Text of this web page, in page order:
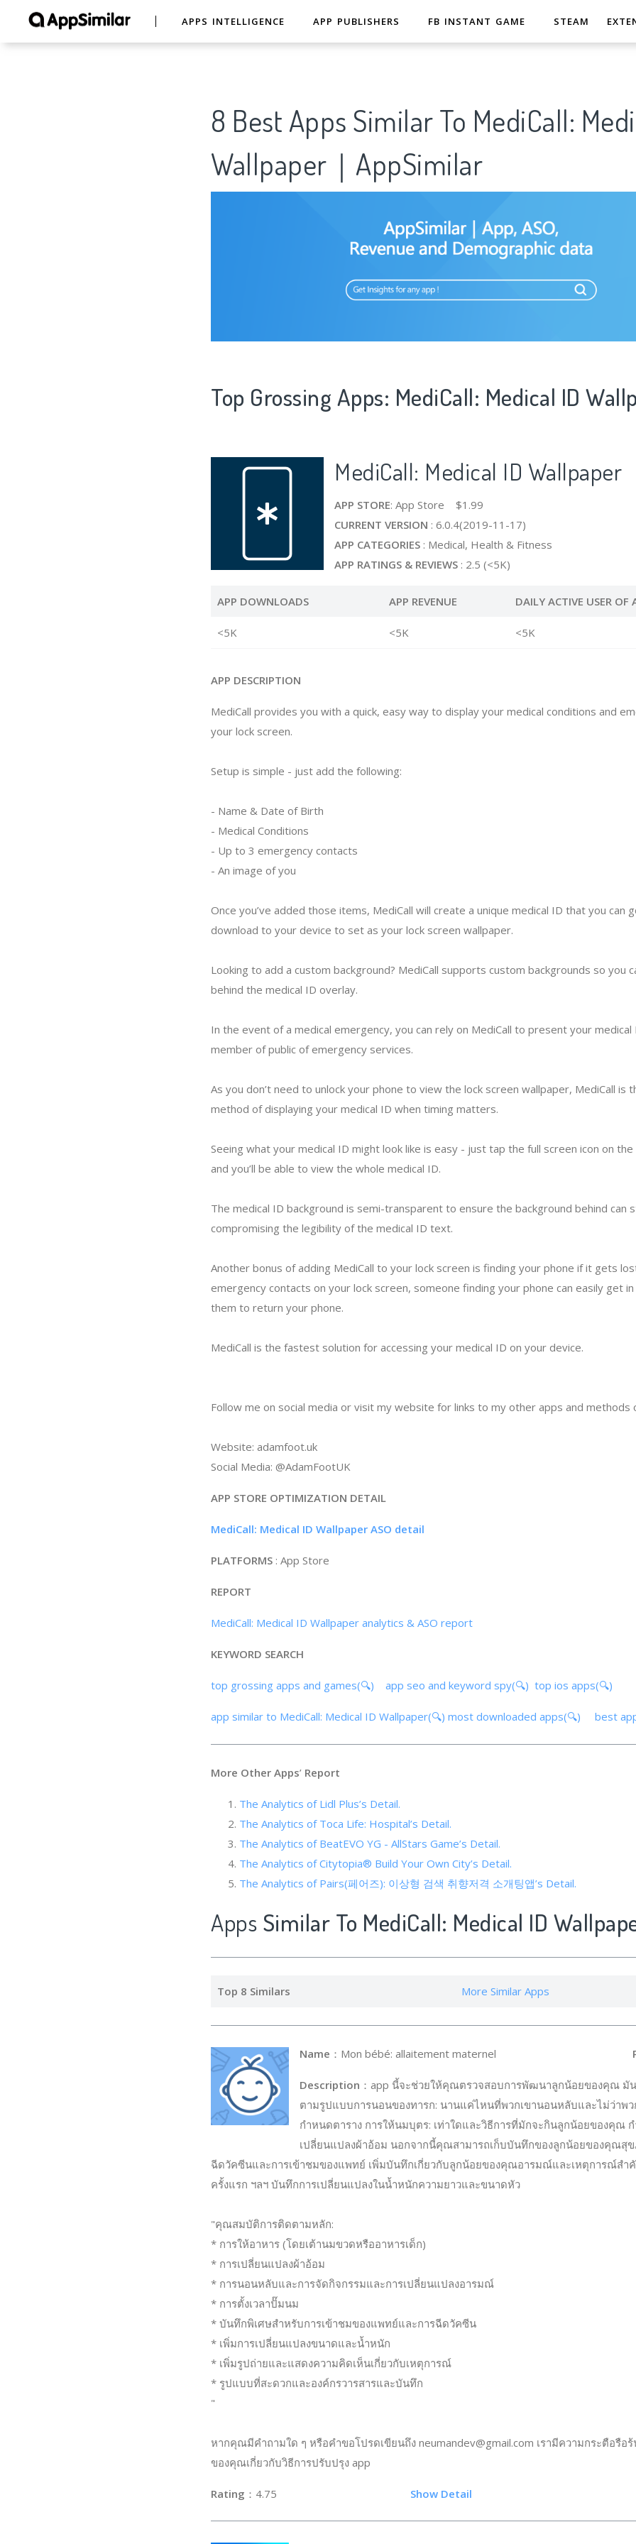
APPS INTELLIGENCE APP PUBLISHERS FB INSTANT GAME STEAM
8 Best Apps Similar To MediCall:
Wallpaper｜AppSimilar
Top Grossing Apps: MediCall: Medical ID
MediCall: Medical ID Wallpaper
APP STORE: App Store $1.99
CURRENT VERSION : 6.0.4(2019-11-17)
APP CATEGORIES : Medical, Health & Fitness
APP RATINGS & REVIEWS : 2.5 (<5K)
APP DOWNLOADS APP REVENUE DAILY ACTIVE USER OF
<5K <5K <5K
APP DESCRIPTION
MediCall provides you with a quick, easy way to display your medical conditions and
your lock screen.
Setup is simple - just add the following:
- Name & Date of Birth
- Medical Conditions
- Up to 3 emergency contacts
- An image of you
Once you’ve added those items, MediCall will create a unique medical ID that you can
download to your device to set as your lock screen wallpaper.
Looking to add a custom background? MediCall supports custom backgrounds so you
behind the medical ID overlay.
In the event of a medical emergency, you can rely on MediCall to present your medical
member of public of emergency services.
As you don’t need to unlock your phone to view the lock screen wallpaper, MediCall is
method of displaying your medical ID when timing matters.
Seeing what your medical ID might look like is easy - just tap the full screen icon on the
and you’ll be able to view the whole medical ID.
The medical ID background is semi-transparent to ensure the background behind can
compromising the legibility of the medical ID text.
Another bonus of adding MediCall to your lock screen is finding your phone if it gets
emergency contacts on your lock screen, someone finding your phone can easily get
them to return your phone.
MediCall is the fastest solution for accessing your medical ID on your device.
Follow me on social media or visit my website for links to my other apps and methods
Website: adamfoot.uk
Social Media: @AdamFootUK
APP STORE OPTIMIZATION DETAIL
MediCall: Medical ID Wallpaper ASO detail
PLATFORMS : App Store
REPORT
MediCall: Medical ID Wallpaper analytics & ASO report
KEYWORD SEARCH
top grossing apps and games(🔍) app seo and keyword spy(🔍) top ios apps(🔍)
app similar to MediCall: Medical ID Wallpaper(🔍) most downloaded apps(🔍) best
More Other Apps’ Report
The Analytics of Lidl Plus’s Detail.
The Analytics of Toca Life: Hospital’s Detail.
The Analytics of BeatEVO YG - AllStars Game’s Detail.
The Analytics of Citytopia® Build Your Own City’s Detail.
The Analytics of Pairs(페어즈): 이상형 검색 취향저격 소개팅앱’s Detail.
Apps Similar To MediCall: Medical ID
Top 8 Similars More Similar Apps
Name ：Mon bébé: allaitement maternel
Description ：app นี้จะช่วยให้คุณตรวจสอบการพัฒนาลูกน้อยของคุณ มั
ตามรูปแบบการนอนของทารก: นานแค่ไหนที่พวกเขานอนหลับและไม่ว่าพว
กำหนดตาราง การให้นมบุตร: เท่าใดและวิธีการที่มักจะกินลูกน้อยของคุณ
เปลี่ยนแปลงผ้าอ้อม นอกจากนี้คุณสามารถเก็บบันทึกของลูกน้อยของคุณสุ
ฉีดวัคซีนและการเข้าชมของแพทย์ เพิ่มบันทึกเกี่ยวกับลูกน้อยของคุณอารมณ์และเหตุการณ์สำคั
ครั้งแรก ฯลฯ บันทึกการเปลี่ยนแปลงในน้ำหนักความยาวและขนาดหัว
"คุณสมบัติการติดตามหลัก:
* การให้อาหาร (โดยเต้านมขวดหรืออาหารเด็ก)
* การเปลี่ยนแปลงผ้าอ้อม
* การนอนหลับและการจัดกิจกรรมและการเปลี่ยนแปลงอารมณ์
* การตั้งเวลาปั๊มนม
* บันทึกพิเศษสำหรับการเข้าชมของแพทย์และการฉีดวัคซีน
* เพิ่มการเปลี่ยนแปลงขนาดและน้ำหนัก
* เพิ่มรูปถ่ายและแสดงความคิดเห็นเกี่ยวกับเหตุการณ์
* รูปแบบที่สะดวกและองค์กรวารสารและบันทึก
"
หากคุณมีคำถามใด ๆ หรือคำขอโปรดเขียนถึง neumandev@gmail.com เรามีความกระตือรือ
ของคุณเกี่ยวกับวิธีการปรับปรุง app
Rating ：4.75 Show Detail